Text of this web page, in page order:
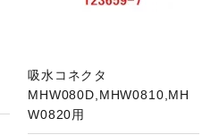
吸水コネクタ
MHW080D,MHW0810,MH
W0820用